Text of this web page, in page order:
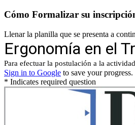
Cómo Formalizar su
Llenar la planilla que se presenta a